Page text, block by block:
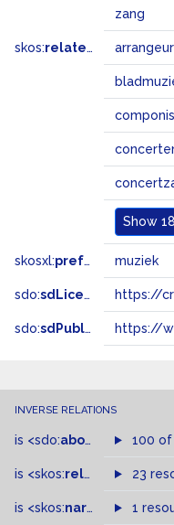
zang
skos:related
Show
skosxl:prefLabel muziek
sdo:sdLicense
sdo:sdPublisher https://
INVERSE RELATIONS
is <sdo:about of 100 of
is <skos:related > of23
is <skos:narrower >of
1